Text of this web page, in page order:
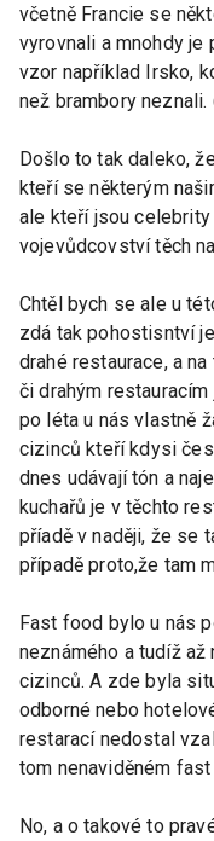
včetně Francie se
vyrovnali a mnohdy je
vzor například Irsko,
než brambory
Došlo to tak daleko,
kteří se některým
ale kteří jsou celebrity
vojevůdcovství těch
Chtěl bych se ale u
zdá tak pohostisntví
drahé restaurace, a
či drahým
po léta u nás vlastně
cizinců kteří kdysi
dnes udávají tón a
kuchařů je v těchto
příadě v naději, že se
případě proto,že tam
Fast food bylo u nás
neznámého a tudíž až
cizinců. A zde byla
odborné nebo
restarací nedostal
tom nenaviděném
No, a o takové to